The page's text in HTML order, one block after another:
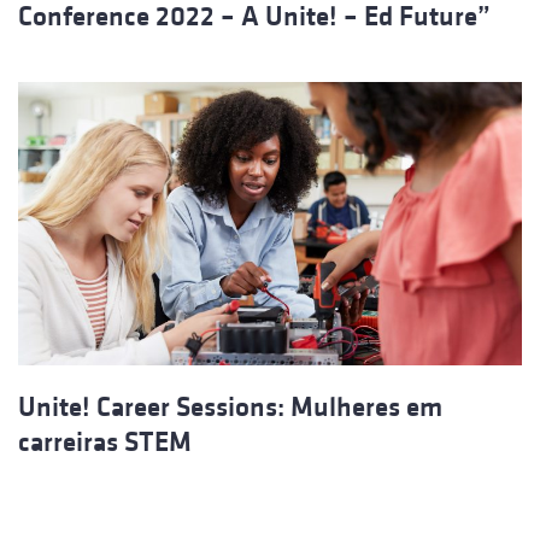
Conference 2022 – A Unite! – Ed Future”
Unite! Career Sessions: Mulheres em
carreiras STEM